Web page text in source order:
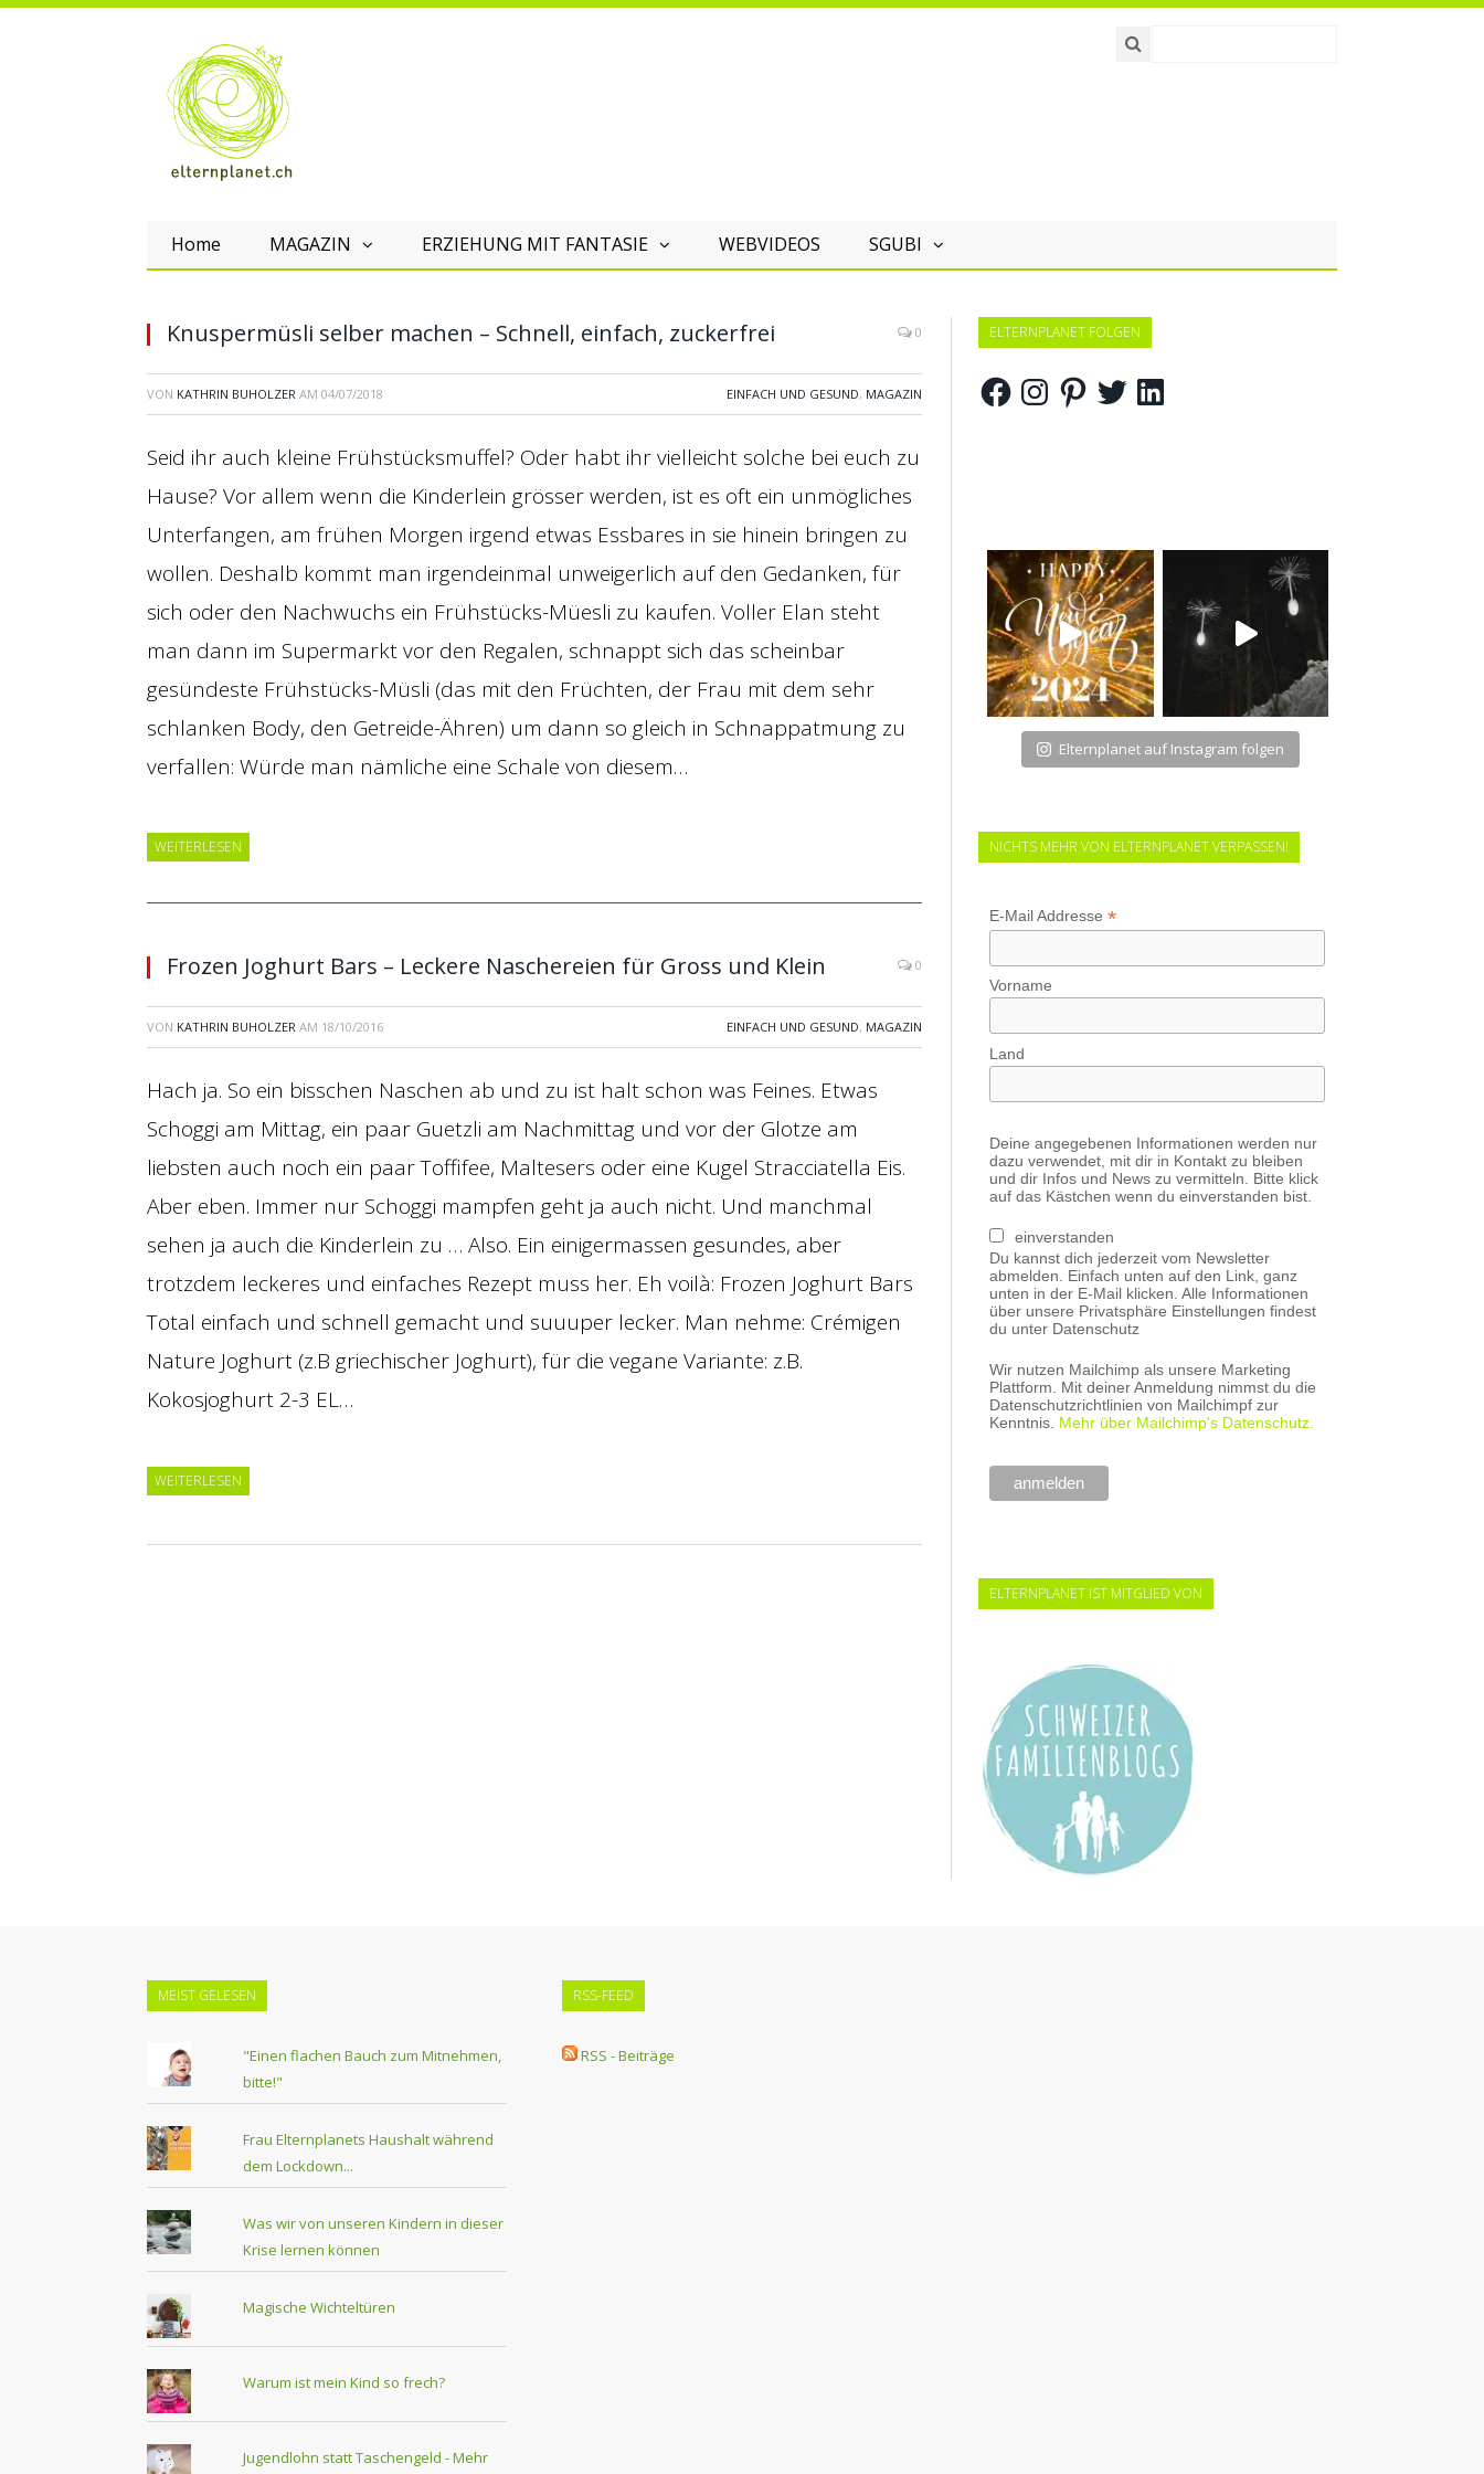
Home MAGAZIN ERZIEHUNG MIT FANTASIE WEBVIDEOS SGUBI
Knuspermüsli selber machen – Schnell, einfach, zuckerfrei 0
VON KATHRIN BUHOLZER AM 04/07/2018 EINFACH UND GESUND, MAGAZIN
Seid ihr auch kleine Frühstücksmuffel? Oder habt ihr vielleicht solche bei euch zu
Hause? Vor allem wenn die Kinderlein grösser werden, ist es oft ein unmögliches
Unterfangen, am frühen Morgen irgend etwas Essbares in sie hinein bringen zu
wollen. Deshalb kommt man irgendeinmal unweigerlich auf den Gedanken, für
sich oder den Nachwuchs ein Frühstücks-Müesli zu kaufen. Voller Elan steht
man dann im Supermarkt vor den Regalen, schnappt sich das scheinbar
gesündeste Frühstücks-Müsli (das mit den Früchten, der Frau mit dem sehr
schlanken Body, den Getreide-Ähren) um dann so gleich in Schnappatmung zu
verfallen: Würde man nämliche eine Schale von diesem…
WEITERLESEN
Frozen Joghurt Bars – Leckere Naschereien für Gross und Klein 0
VON KATHRIN BUHOLZER AM 18/10/2016 EINFACH UND GESUND, MAGAZIN
Hach ja. So ein bisschen Naschen ab und zu ist halt schon was Feines. Etwas
Schoggi am Mittag, ein paar Guetzli am Nachmittag und vor der Glotze am
liebsten auch noch ein paar Toffifee, Maltesers oder eine Kugel Stracciatella Eis.
Aber eben. Immer nur Schoggi mampfen geht ja auch nicht. Und manchmal
sehen ja auch die Kinderlein zu … Also. Ein einigermassen gesundes, aber
trotzdem leckeres und einfaches Rezept muss her. Eh voilà: Frozen Joghurt Bars
Total einfach und schnell gemacht und suuuper lecker. Man nehme: Crémigen
Nature Joghurt (z.B griechischer Joghurt), für die vegane Variante: z.B.
Kokosjoghurt 2-3 EL…
WEITERLESEN
ELTERNPLANET FOLGEN
FacebookInstagramPinterestTwitterLinkedIn
Elternplanet auf Instagram folgen
NICHTS MEHR VON ELTERNPLANET VERPASSEN!
E-Mail Addresse *
Vorname
Land
Deine angegebenen Informationen werden nur
dazu verwendet, mit dir in Kontakt zu bleiben
und dir Infos und News zu vermitteln. Bitte klick
auf das Kästchen wenn du einverstanden bist.
einverstanden
Du kannst dich jederzeit vom Newsletter
abmelden. Einfach unten auf den Link, ganz
unten in der E-Mail klicken. Alle Informationen
über unsere Privatsphäre Einstellungen findest
du unter Datenschutz
Wir nutzen Mailchimp als unsere Marketing
Plattform. Mit deiner Anmeldung nimmst du die
Datenschutzrichtlinien von Mailchimpf zur
Kenntnis. Mehr über Mailchimp's Datenschutz.
ELTERNPLANET IST MITGLIED VON
MEIST GELESEN
"Einen flachen Bauch zum Mitnehmen,
bitte!"
Frau Elternplanets Haushalt während
dem Lockdown...
Was wir von unseren Kindern in dieser
Krise lernen können
Magische Wichteltüren
Warum ist mein Kind so frech?
Jugendlohn statt Taschengeld - Mehr
RSS-FEED
RSS - Beiträge